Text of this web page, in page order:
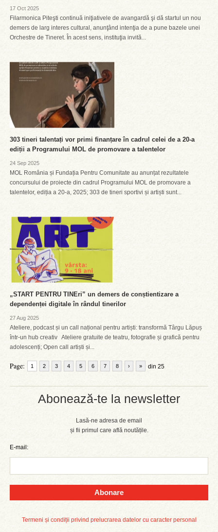
Abonează-te la newsletter
Lasă-ne adresa de email
și fii primul care află noutățile.
E-mail:
Abonare
Termeni și condiții privind prelucrarea datelor cu caracter personal
17 Oct 2025
Filarmonica Piteşti continuă iniţiativele de avangardă şi dă startul un nou
demers de larg interes cultural, anunţând intenţia de a pune bazele unei
Orchestre de Tineret. În acest sens, instituţia invită...
303 tineri talentați vor primi finanțare în cadrul celei de a 20-a
ediții a Programului MOL de promovare a talentelor
24 Sep 2025
MOL România și Fundația Pentru Comunitate au anunțat rezultatele
concursului de proiecte din cadrul Programului MOL de promovare a
talentelor, ediția a 20-a, 2025; 303 de tineri sportivi și artiști sunt...
„START PENTRU TINEri” un demers de conștientizare a
dependenței digitale în rândul tinerilor
27 Aug 2025
Ateliere, podcast și un call național pentru artiști: transformă Târgu Lăpuș
într-un hub creativ Ateliere gratuite de teatru, fotografie și grafică pentru
adolescenți; Open call artiști și...
Page: 1 2 3 4 5 6 7 8 din 25
› »